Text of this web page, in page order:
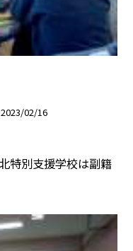
2023/02/16
特別支援学校は副籍